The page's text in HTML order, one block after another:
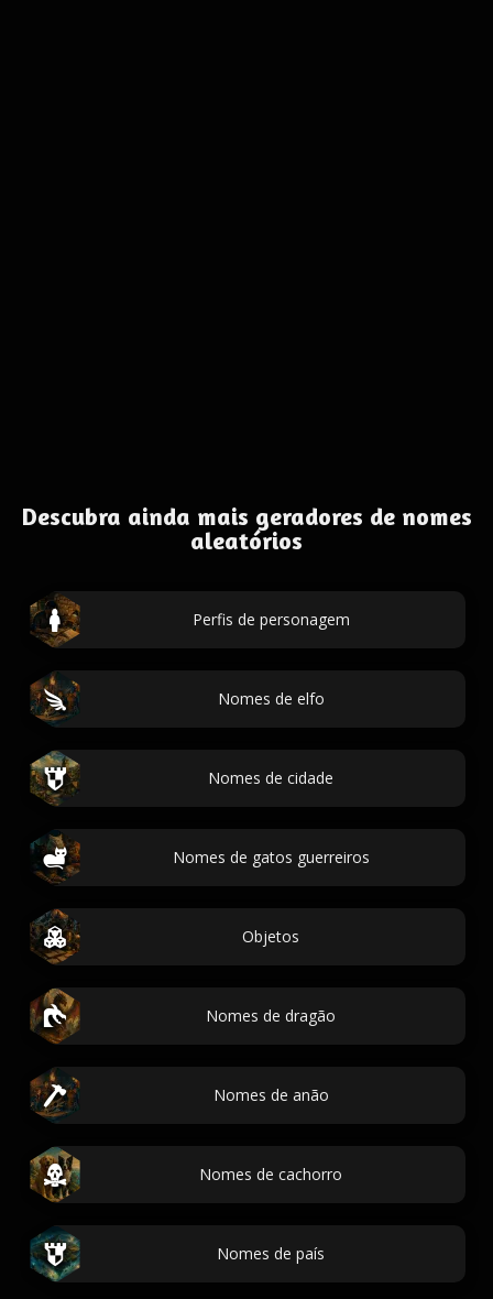
Descubra ainda mais geradores de nomes
aleatórios
Perfis de personagem
Nomes de elfo
Nomes de cidade
Nomes de gatos guerreiros
Objetos
Nomes de dragão
Nomes de anão
Nomes de cachorro
Nomes de país